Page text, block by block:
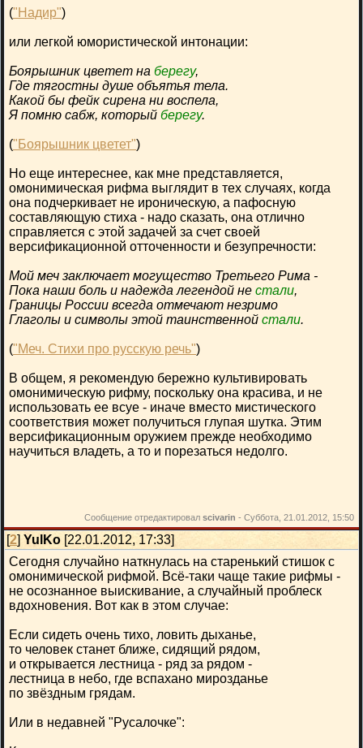
("Надир")
или легкой юмористической интонации:
Боярышник цветет на берегу,
Где тягостны душе объятья тела.
Какой бы фейк сирена ни воспела,
Я помню сабж, который берегу.
("Боярышник цветет")
Но еще интереснее, как мне представляется,
омонимическая рифма выглядит в тех случаях, когда
она подчеркивает не ироническую, а пафосную
составляющую стиха - надо сказать, она отлично
справляется с этой задачей за счет своей
версификационной отточенности и безупречности:
Мой меч заключает могущество Третьего Рима -
Пока наши боль и надежда легендой не стали,
Границы России всегда отмечают незримо
Глаголы и символы этой таинственной стали.
("Меч. Стихи про русскую речь")
В общем, я рекомендую бережно культивировать
омонимическую рифму, поскольку она красива, и не
использовать ее всуе - иначе вместо мистического
соответствия может получиться глупая шутка. Этим
версификационным оружием прежде необходимо
научиться владеть, а то и порезаться недолго.
Сообщение отредактировал scivarin - Суббота, 21.01.2012, 15:50
[2] YulKo [22.01.2012, 17:33]
Сегодня случайно наткнулась на старенький стишок с
омонимической рифмой. Всё-таки чаще такие рифмы -
не осознанное выискивание, а случайный проблеск
вдохновения. Вот как в этом случае:
Если сидеть очень тихо, ловить дыханье,
то человек станет ближе, сидящий рядом,
и открывается лестница - ряд за рядом -
лестница в небо, где вспахано мирозданье
по звёздным грядам.
Или в недавней "Русалочке":